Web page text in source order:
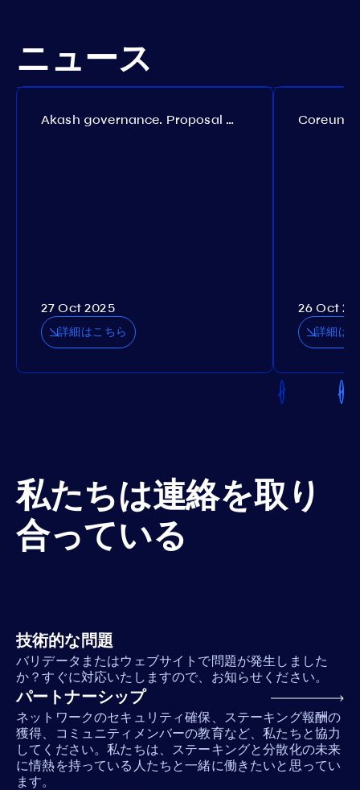
ニュース
Akash governance. Proposal №308
27 Oct 2025
詳細はこちら
26 Oct
詳細は
私たちは連絡を取り
合っている
技術的な問題
バリデータまたはウェブサイトで問題が発生しました
か？すぐに対応いたしますので、お知らせください。
パートナーシップ
ネットワークのセキュリティ確保、ステーキング報酬の
獲得、コミュニティメンバーの教育など、私たちと協力
してください。私たちは、ステーキングと分散化の未来
に情熱を持っている人たちと一緒に働きたいと思ってい
ます。